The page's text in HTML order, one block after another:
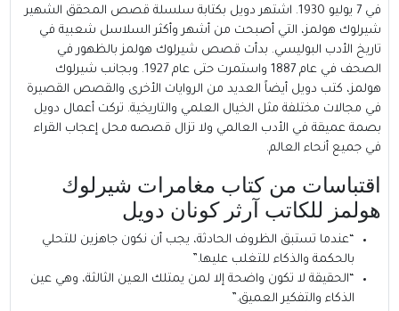
في 7 يوليو 1930. اشتهر دويل بكتابة سلسلة قصص المحقق الشهير
شيرلوك هولمز، التي أصبحت من أشهر وأكثر السلاسل شعبية في
تاريخ الأدب البوليسي. بدأت قصص شيرلوك هولمز بالظهور في
الصحف في عام 1887 واستمرت حتى عام 1927. وبجانب شيرلوك
هولمز، كتب دويل أيضاً العديد من الروايات الأخرى والقصص القصيرة
في مجالات مختلفة مثل الخيال العلمي والتاريخية. تركت أعمال دويل
بصمة عميقة في الأدب العالمي ولا تزال قصصه محل إعجاب القراء
في جميع أنحاء العالم.
اقتباسات من كتاب مغامرات شيرلوك
هولمز للكاتب آرثر كونان دويل
“عندما تستبق الظروف الحادثة، يجب أن نكون جاهزين للتحلي
بالحكمة والذكاء للتغلب عليها.”
“الحقيقة لا تكون واضحة إلا لمن يمتلك العين الثالثة، وهي عين
الذكاء والتفكير العميق.”